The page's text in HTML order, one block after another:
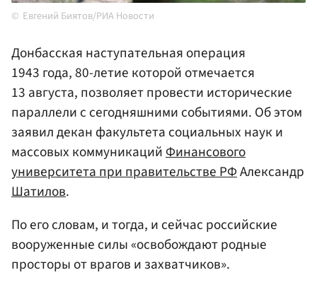
Евгений Биятов/РИА Новости
Донбасская наступательная операция
1943 года, 80-летие которой отмечается
13 августа, позволяет провести исторические
параллели с сегодняшними событиями. Об этом
заявил декан факультета социальных наук и
массовых коммуникацийФинансового
университета при правительстве РФАлександр
Шатилов.
По его словам, и тогда, и сейчас российские
вооруженные силы «освобождают родные
просторы от врагов и захватчиков».